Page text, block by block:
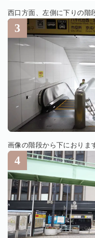
西口方面、左側に下りの階
画像の階段から下におりま